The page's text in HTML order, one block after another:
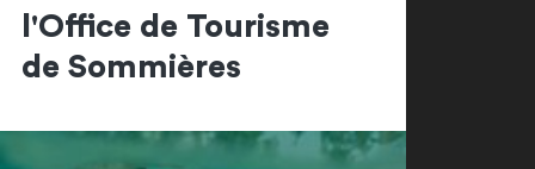
l'Office de Tourisme
de Sommières